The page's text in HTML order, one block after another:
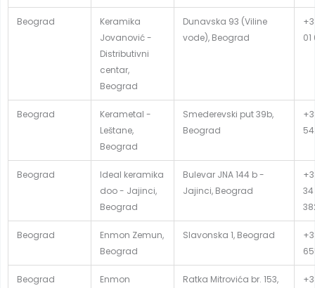
Beograd
Keramika
Jovanović -
Distributivni
centar,
Beograd
Dunavska 93 (Viline
vode), Beograd
01
Beograd
Kerametal -
Leštane,
Beograd
Smederevski put 39b,
Beograd
Beograd
Ideal keramika
doo - Jajinci,
Beograd
Bulevar JNA 144 b -
Jajinci, Beograd
34
Beograd
Enmon Zemun,
Beograd
Slavonska 1, Beograd
Beograd
Enmon
Ratka Mitrovića br. 153,